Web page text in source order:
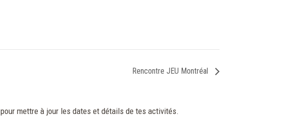
Rencontre JEU Montréal
pour mettre à jour les dates et détails de tes activités.